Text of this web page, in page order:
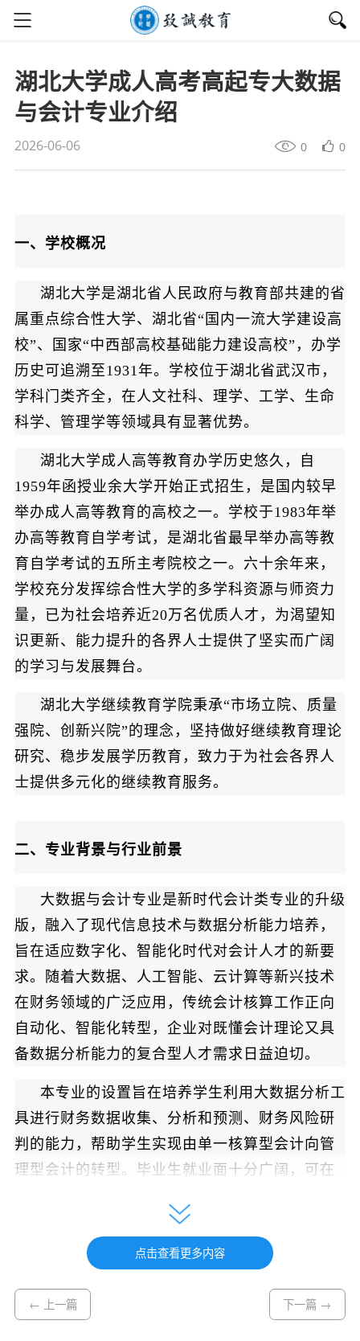
湖北大学成人高考高起专大数据
与会计专业介绍
2026-06-06 0 0
一、学校概况
湖北大学是湖北省人民政府与教育部共建的省
属重点综合性大学、湖北省“国内一流大学建设高
校”、国家“中西部高校基础能力建设高校”，办学
历史可追溯至1931年。学校位于湖北省武汉市，
学科门类齐全，在人文社科、理学、工学、生命
科学、管理学等领域具有显著优势。
湖北大学成人高等教育办学历史悠久，自
1959年函授业余大学开始正式招生，是国内较早
举办成人高等教育的高校之一。学校于1983年举
办高等教育自学考试，是湖北省最早举办高等教
育自学考试的五所主考院校之一。六十余年来，
学校充分发挥综合性大学的多学科资源与师资力
量，已为社会培养近20万名优质人才，为渴望知
识更新、能力提升的各界人士提供了坚实而广阔
的学习与发展舞台。
湖北大学继续教育学院秉承“市场立院、质量
强院、创新兴院”的理念，坚持做好继续教育理论
研究、稳步发展学历教育，致力于为社会各界人
士提供多元化的继续教育服务。
二、专业背景与行业前景
大数据与会计专业是新时代会计类专业的升级
版，融入了现代信息技术与数据分析能力培养，
旨在适应数字化、智能化时代对会计人才的新要
求。随着大数据、人工智能、云计算等新兴技术
在财务领域的广泛应用，传统会计核算工作正向
自动化、智能化转型，企业对既懂会计理论又具
备数据分析能力的复合型人才需求日益迫切。
本专业的设置旨在培养学生利用大数据分析工
具进行财务数据收集、分析和预测、财务风险研
判的能力，帮助学生实现由单一核算型会计向管
理型会计的转型。毕业生就业面十分广阔，可在
等）从事出纳、会计核算、纳税申报、财务管理
工作；可在金融机构（银行、证券公司、保险公
司）从事财务与风险管理工作；可在会计师事务
所、税务师事务所等中介机构从事审计、税务咨
询等业务；还可在政府部门、社会团体从事财务
点击查看更多内容
← 上一篇 下一篇 →